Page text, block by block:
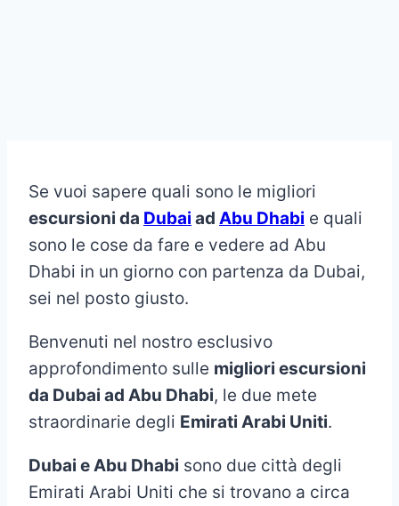
Se vuoi sapere quali sono le migliori
escursioni da Dubai ad Abu Dhabi e quali
sono le cose da fare e vedere ad Abu
Dhabi in un giorno con partenza da Dubai,
sei nel posto giusto.
Benvenuti nel nostro esclusivo
approfondimento sulle migliori escursioni
da Dubai ad Abu Dhabi, le due mete
straordinarie degli Emirati Arabi Uniti.
Dubai e Abu Dhabi sono due città degli
Emirati Arabi Uniti che si trovano a circa